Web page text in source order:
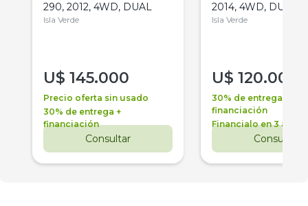
290, 2012, 4WD, DUAL
Isla Verde
U$ 145.000
Precio oferta sin usado
30% de entrega +
financiación
Consultar
2014, 4WD, DUAL
Isla Verde
U$ 120.000
30% de entrega +
financiación
Financialo en 3 años
Consultar